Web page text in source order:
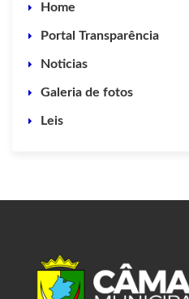
Home
Portal Transparência
Noticias
Galeria de fotos
Leis